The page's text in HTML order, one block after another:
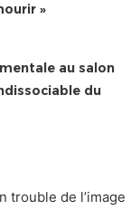
»
mentale au salon
du
trouble de l’image